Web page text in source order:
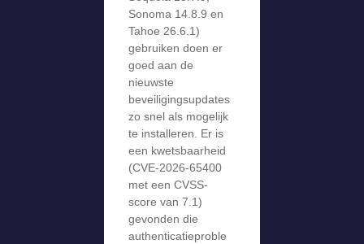
Sonoma 14.8.9 en
Tahoe 26.6.1)
gebruiken doen er
goed aan de
nieuwste
beveiligingsupdates
zo snel als mogelijk
te installeren. Er is
een kwetsbaarheid
(CVE-2026-65400
met een CVSS-
score van 7.1)
gevonden die
authenticatieproble